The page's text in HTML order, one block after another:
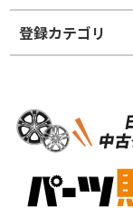
ホイールラ
S
登録カテゴリ
スタッドレスタイ